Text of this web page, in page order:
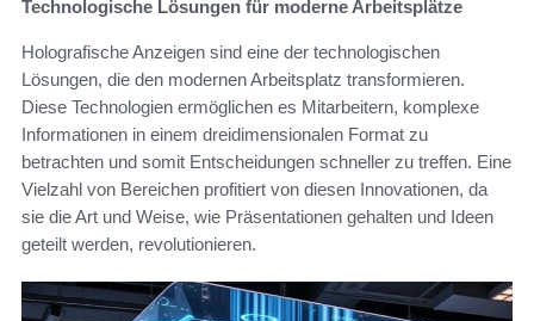
Technologische Lösungen für moderne Arbeitsplätze
Holografische Anzeigen sind eine der technologischen
Lösungen, die den modernen Arbeitsplatz transformieren.
Diese Technologien ermöglichen es Mitarbeitern, komplexe
Informationen in einem dreidimensionalen Format zu
betrachten und somit Entscheidungen schneller zu treffen. Eine
Vielzahl von Bereichen profitiert von diesen Innovationen, da
sie die Art und Weise, wie Präsentationen gehalten und Ideen
geteilt werden, revolutionieren.